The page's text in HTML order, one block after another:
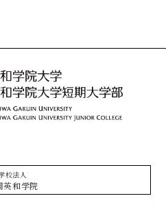
校法人
英和学院